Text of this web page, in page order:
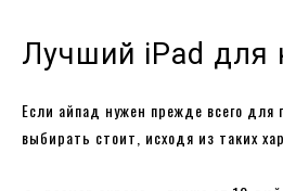
Лучший iPad для
Если айпад нужен прежде всего для
выбирать стоит, исходя из таких